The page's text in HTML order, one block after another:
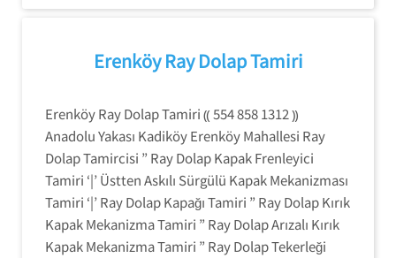
Erenköy Ray Dolap Tamiri
Erenköy Ray Dolap Tamiri ⸨ 554 858 1312 ⸩
Anadolu Yakası Kadiköy Erenköy Mahallesi Ray
Dolap Tamircisi ” Ray Dolap Kapak Frenleyici
Tamiri ‘|’ Üstten Askılı Sürgülü Kapak Mekanizması
Tamiri ‘|’ Ray Dolap Kapağı Tamiri ” Ray Dolap Kırık
Kapak Mekanizma Tamiri ” Ray Dolap Arızalı Kırık
Kapak Mekanizma Tamiri ” Ray Dolap Tekerleği